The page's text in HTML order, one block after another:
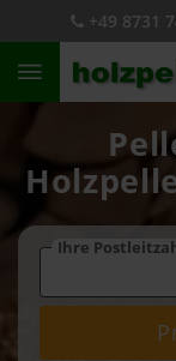
+49 8731
Ihre